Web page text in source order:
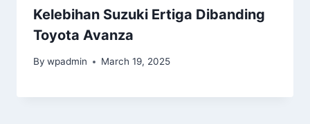
Kelebihan Suzuki Ertiga Dibanding
Toyota Avanza
By wpadmin March 19, 2025